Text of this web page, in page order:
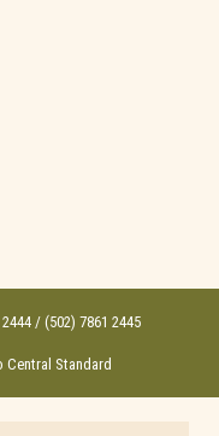
/ (502) 7861 2445
Central Standard